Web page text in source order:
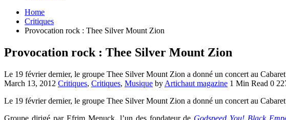
Home
Critiques
Provocation rock : Thee Silver Mount Zion
Provocation rock : Thee Silver Mount Zion
Le 19 février dernier, le groupe Thee Silver Mount Zion a donné un concert au
March 13, 2012 Critiques, Critiques, Musique by Artichaut magazine 1 Min Read 0
Le 19 février dernier, le groupe Thee Silver Mount Zion a donné un concert au
Groupe dirigé par Efrim Menuck, l’un des fondateur de Godspeed You! Black